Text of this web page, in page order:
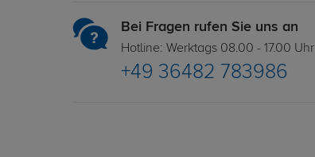
Bei Fragen rufen Sie uns an
Hotline: Werktags 08.00 - 17.00 Uhr
+49 36482 783986